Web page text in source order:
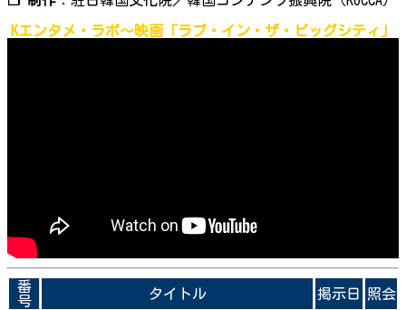
Kエンタメ・ラボ～映画「ラブ・イン・ザ・ビッグシティ」
番
号
タイトル 掲示日 照会